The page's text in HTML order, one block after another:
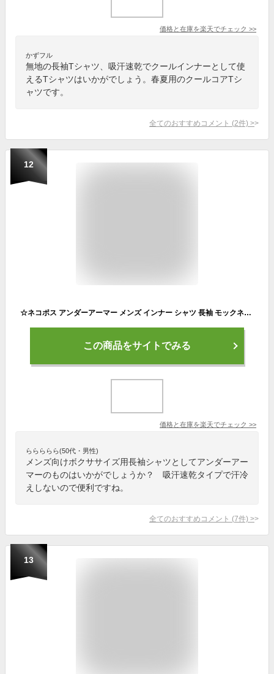
価格と在庫を楽天でチェック >>
かずフル
無地の長袖Tシャツ、吸汗速乾でクールインナーとして使
えるTシャツはいかがでしょう。春夏用のクールコアTシ
ャツです。
全てのおすすめコメント (2件) >
12
☆ネコポス アンダーアーマー メンズ インナー シャツ 長袖 モックネック UA ヒートギア アーマー ロングスリーブ シャツ モック コンプレッション ハイネック アンダーシャツ ゴルフ 定番 トレーニング 運動 吸汗速乾 UNDER ARMOUR 1369606 あす楽 対応可
この商品をサイトでみる
価格と在庫を楽天でチェック >>
ららららら(50代・男性)
メンズ向けボクササイズ用長袖シャツとしてアンダーアー
マーのものはいかがでしょうか？ 吸汗速乾タイプで汗冷
えしないので便利ですね。
全てのおすすめコメント (7件) >
13